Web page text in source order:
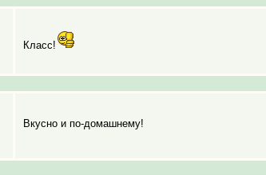
Класс!
Вкусно и по-домашнему!